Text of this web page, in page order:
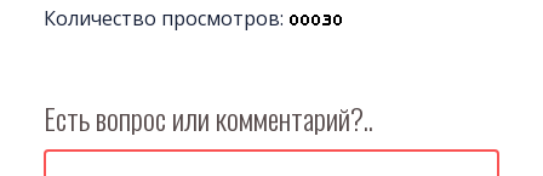
Количество просмотров:
Есть вопрос или комментарий?..